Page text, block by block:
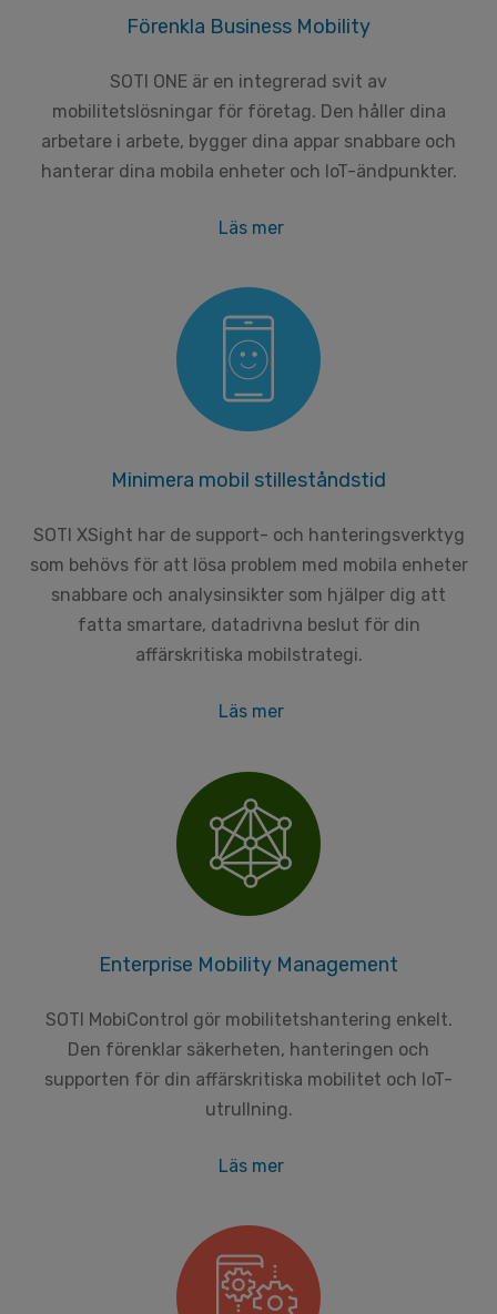
Förenkla Business Mobility
SOTI ONE är en integrerad svit av
mobilitetslösningar för företag. Den håller dina
arbetare i arbete, bygger dina appar snabbare och
hanterar dina mobila enheter och IoT-ändpunkter.
Läs mer
Minimera mobil stilleståndstid
SOTI XSight har de support- och hanteringsverktyg
som behövs för att lösa problem med mobila enheter
snabbare och analysinsikter som hjälper dig att
fatta smartare, datadrivna beslut för din
affärskritiska mobilstrategi.
Läs mer
Enterprise Mobility Management
SOTI MobiControl gör mobilitetshantering enkelt.
Den förenklar säkerheten, hanteringen och
supporten för din affärskritiska mobilitet och IoT-
utrullning.
Läs mer